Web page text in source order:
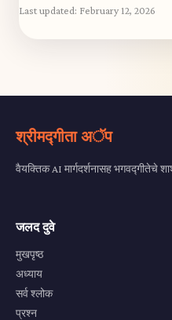
Last updated: February 12, 2026
श्रीमद्गीता अॅप
वैयक्तिक AI मार्गदर्शनासह भगवद्गीतेचे
जलद दुवे
मुखपृष्ठ
अध्याय
सर्व श्लोक
प्रश्न